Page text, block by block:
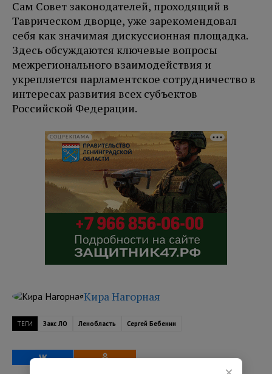
Сам Совет законодателей, проходящий в
Таврическом дворце, уже зарекомендовал
себя как значимая дискуссионная площадка.
Здесь обсуждаются ключевые вопросы
межрегионального взаимодействия и
укрепляется парламентское сотрудничество в
интересах развития всех субъектов
Российской Федерации.
СОЦРЕКЛАМА
Кира Нагорная
ТЕГИ Закс ЛО Ленобласть Сергей Бебенин